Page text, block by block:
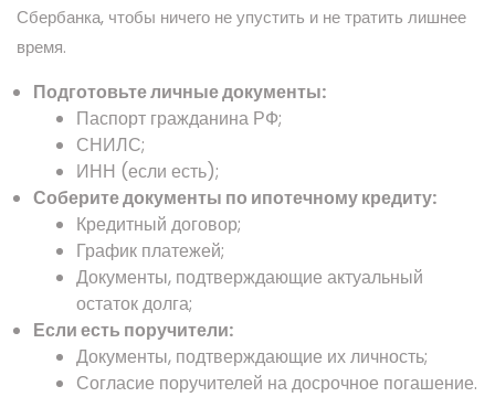
Сбербанка, чтобы ничего не упустить и не тратить лишнее
время.
Подготовьте личные документы:
Паспорт гражданина РФ;
СНИЛС;
ИНН (если есть);
Соберите документы по ипотечному кредиту:
Кредитный договор;
График платежей;
Документы, подтверждающие актуальный
остаток долга;
Если есть поручители:
Документы, подтверждающие их личность;
Согласие поручителей на досрочное погашение.